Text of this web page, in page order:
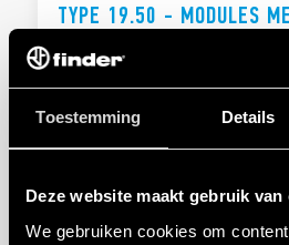
Toestemming Details
Deze website maakt gebruik van
We gebruiken cookies om
TYPE 19.50 - MODULES
Maakt directe controle van
mogelijk in noodsituaties of
DETAILS